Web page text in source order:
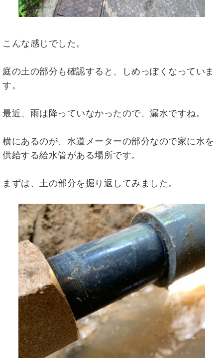
こんな感じでした。
庭の土の部分も確認すると、しめっぽくなっていま
す。
最近、雨は降っていなかったので、漏水ですね。
横にあるのが、水道メーターの部分なので家に水を
供給する給水管がある場所です。
まずは、土の部分を掘り返してみました。